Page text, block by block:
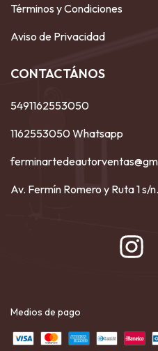
Términos y Condiciones
Aviso de Privacidad
CONTACTÁNOS
5491162553050
1162553050 Whatsapp
Av. Fermín Romero y Ruta 1 s/
Medios de pago